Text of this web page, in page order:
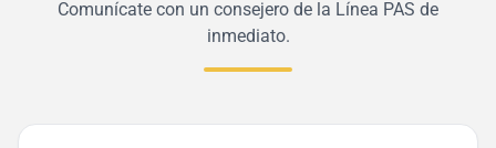
Comunícate con un consejero de la Línea PAS de
inmediato.